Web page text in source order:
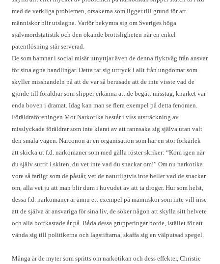
med de verkliga problemen, orsakerna som ligger till grund för att
människor blir utslagna. Varför bekymra sig om Sveriges höga
självmordstatistik och den ökande brottsligheten när en enkel
patentlösning står serverad.
De som hamnar i social misär utnyttjar även de denna flyktväg från ansvar
för sina egna handlingar. Detta tar sig uttryck i allt från ungdomar som
skyller misshandeln på att de var så berusade att de inte visste vad de
gjorde till föräldrar som slipper erkänna att de begått misstag, knarket var
enda boven i dramat. Idag kan man se flera exempel på detta fenomen.
Föräldraföreningen Mot Narkotika består i viss utsträckning av
misslyckade föräldrar som inte klarat av att rannsaka sig själva utan valt
den smala vägen. Narconon är en organisation som har en stor förkärlek
att skicka ut f.d. narkomaner som med gälla röster skriker: “Kom igen när
du själv suttit i skiten, du vet inte vad du snackar om!” Om nu narkotika
vore så farligt som de påstår, vet de naturligtvis inte heller vad de snackar
om, alla vet ju att man blir dum i huvudet av att ta droger. Hur som helst,
dessa f.d. narkomaner är ännu ett exempel på människor som inte vill inse
att de själva är ansvariga för sina liv, de söker någon att skylla sitt helvete
och alla bortkastade år på. Båda dessa grupperingar borde, istället för att
vända sig till politikerna och lagstiftarna, skaffa sig en välputsad spegel.
Många är de myter som spritts om narkotikan och dess effekter, Christie